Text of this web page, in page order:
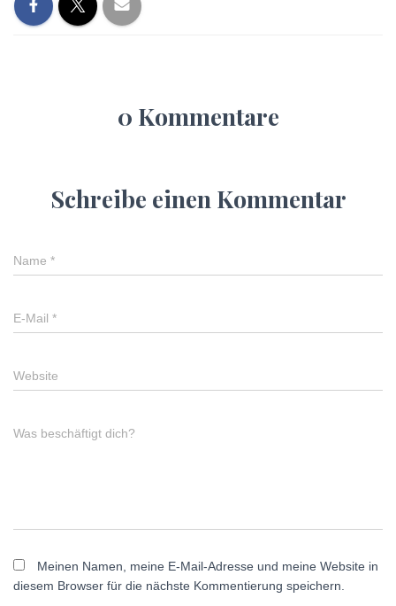
0 Kommentare
Schreibe einen Kommentar
Name *
E-Mail *
Website
Was beschäftigt dich?
Meinen Namen, meine E-Mail-Adresse und meine Website in
diesem Browser für die nächste Kommentierung speichern.